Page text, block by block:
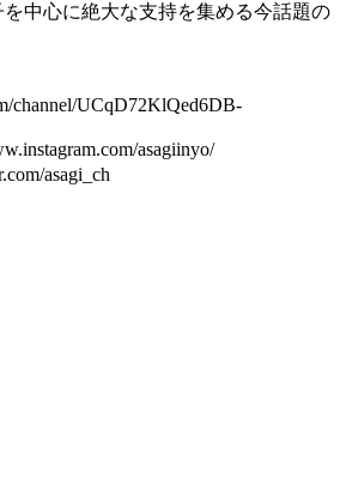
を中心に絶大な支持を集める今話題の
channel/UCqD72KlQed6DB-
asagiinyo/
asagi_ch